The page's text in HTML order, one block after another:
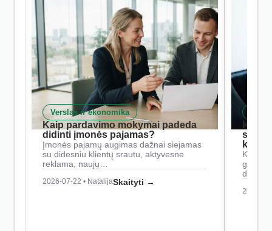
Verslas ir ekonomika
Kaip pardavimo mokymai padeda
didinti įmonės pajamas?
Įmonės pajamų augimas dažnai siejamas
su didesniu klientų srautu, aktyvesne
reklama, naujų…
2026-07-22 • NatalijaSkaityti →
Kaip
2026-